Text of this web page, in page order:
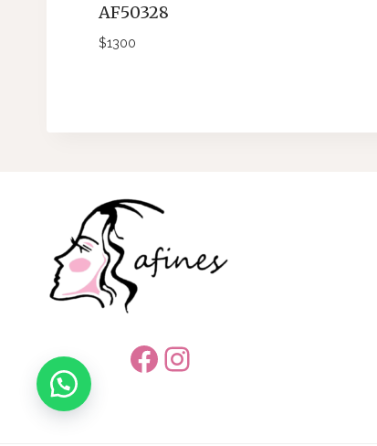
AF50328
$1300
Facebook
Instagram